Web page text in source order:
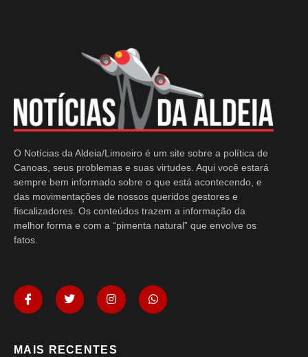
O Notícias da Aldeia/Limoeiro é um site sobre a política de
Canoas, seus problemas e suas virtudes. Aqui você estará
sempre bem informado sobre o que está acontecendo, e
das movimentações de nossos queridos gestores e
fiscalizadores. Os conteúdos trazem a informação da
melhor forma e com a “pimenta natural” que envolve os
fatos.
MAIS RECENTES